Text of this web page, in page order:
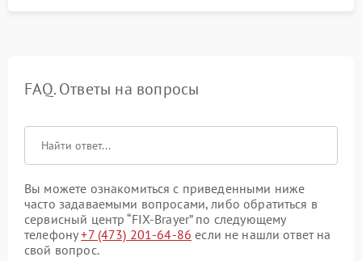
FAQ. Ответы на вопросы
Вы можете ознакомиться с приведенными ниже
часто задаваемыми вопросами, либо обратиться в
сервисный центр “FIX-Brayer” по следующему
телефону+7 (473) 201-64-86 если не нашли ответ на
свой вопрос.